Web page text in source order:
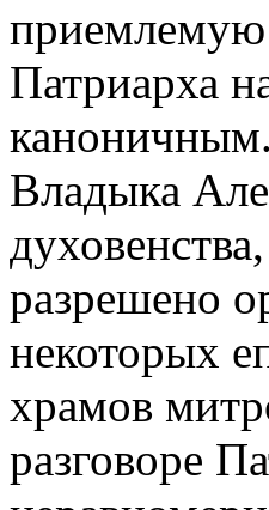
приемлемую
Патриарха
Владыка
разрешено
некоторых
храмов
разговоре